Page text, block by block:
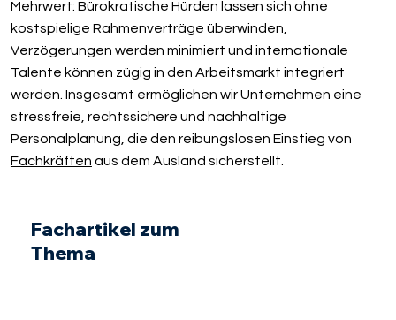
Fachartikel zum
Thema
Mehrwert: Bürokratische Hürden lassen sich ohne
kostspielige Rahmenverträge überwinden,
Verzögerungen werden minimiert und internationale
Talente können zügig in den Arbeitsmarkt integriert
werden. Insgesamt ermöglichen wir Unternehmen eine
stressfreie, rechtssichere und nachhaltige
Personalplanung, die den reibungslosen Einstieg von
Fachkräften aus dem Ausland sicherstellt.